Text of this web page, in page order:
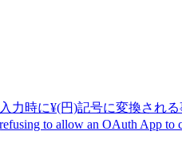
力時に¥(円)記号に変換される
to allow an OAuth App